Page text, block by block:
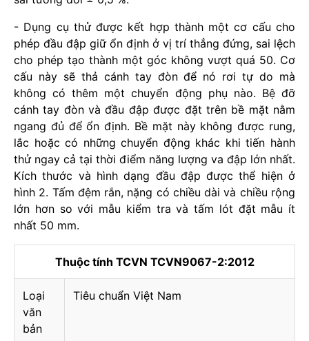
- Dụng cụ thử được kết hợp thành một cơ cấu cho
phép đầu đập giữ ổn định ở vị trí thẳng đứng, sai lệch
cho phép tạo thành một góc không vượt quá 50­. Cơ
cấu này sẽ thả cánh tay đòn để nó rơi tự do mà
không có thêm một chuyển động phụ nào. Bệ đỡ
cánh tay đòn và đầu đập được đặt trên bề mặt nằm
ngang đủ để ổn định. Bề mặt này không được rung,
lắc hoặc có những chuyển động khác khi tiến hành
thử ngay cả tại thời điểm năng lượng va đập lớn nhất.
Kích thước và hình dạng đầu đập được thể hiện ở
hình 2. Tấm đệm rắn, nặng có chiều dài và chiều rộng
lớn hơn so với mẫu kiểm tra và tấm lót đặt mẫu ít
nhất 50 mm.
Thuộc tính TCVN TCVN9067-2:2012
Loại
văn
bản
Tiêu chuẩn Việt Nam